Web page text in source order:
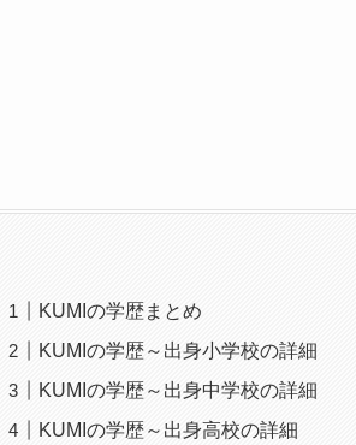
KUMIの学歴まとめ
KUMIの学歴～出身小学校の詳細
KUMIの学歴～出身中学校の詳細
KUMIの学歴～出身高校の詳細